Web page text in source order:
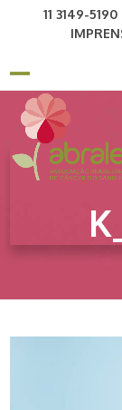
11 3149-
Open
mobile
menu
Close
mobile
menu